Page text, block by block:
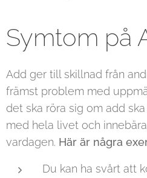
Symtom på
Add ger till skillnad från
främst problem med
det ska röra sig om add
med hela livet och
vardagen. Här är några
Du kan ha svårt att